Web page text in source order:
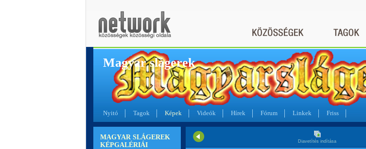
Magyar slágerek
Nyitó Tagok Képek Videók Hírek Fórum Linkek Friss
MAGYAR SLÁGEREK
KÉPGALÉRIÁI
Diavetítés indítása